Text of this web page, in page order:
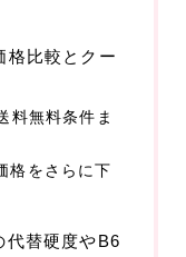
格比較とクー
料無料条件ま
格をさらに下
代替硬度やB6